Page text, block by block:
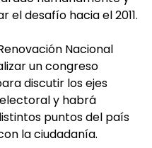
desafío hacia el 2011.
Nacional
un congreso
discutir los ejes
y habrá
puntos del país
la ciudadanía.